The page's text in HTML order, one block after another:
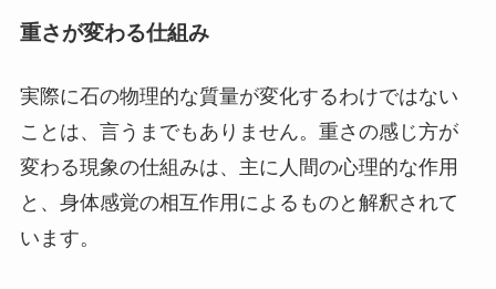
重さが変わる仕組み
実際に石の物理的な質量が変化するわけではない
ことは、言うまでもありません。重さの感じ方が
変わる現象の仕組みは、主に人間の心理的な作用
と、身体感覚の相互作用によるものと解釈されて
います。